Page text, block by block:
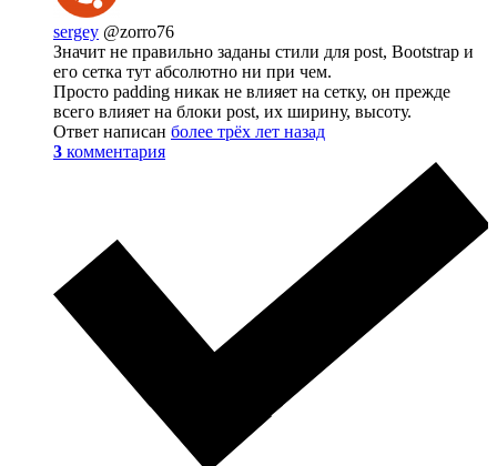
sergey @zorro76
Значит не правильно заданы стили для post, Bootstrap и
его сетка тут абсолютно ни при чем.
Просто padding никак не влияет на сетку, он прежде
всего влияет на блоки post, их ширину, высоту.
Ответ написан более трёх лет назад
3 комментария